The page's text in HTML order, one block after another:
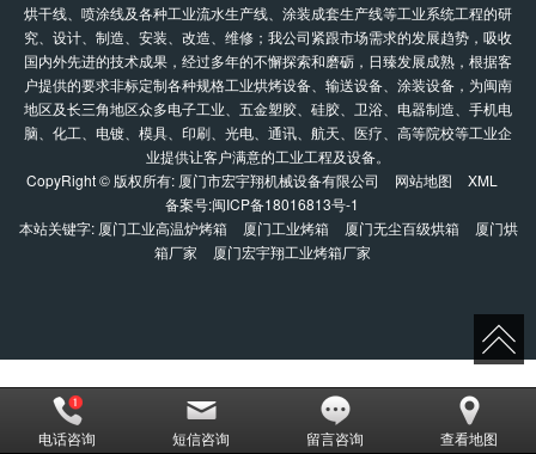
烘干线、喷涂线及各种工业流水生产线、涂装成套生产线等工业系统工程的研
究、设计、制造、安装、改造、维修；我公司紧跟市场需求的发展趋势，吸收
国内外先进的技术成果，经过多年的不懈探索和磨砺，日臻发展成熟，根据客
户提供的要求非标定制各种规格工业烘烤设备、输送设备、涂装设备，为闽南
地区及长三角地区众多电子工业、五金塑胶、硅胶、卫浴、电器制造、手机电
脑、化工、电镀、模具、印刷、光电、通讯、航天、医疗、高等院校等工业企
业提供让客户满意的工业工程及设备。
CopyRight © 版权所有: 厦门市宏宇翔机械设备有限公司 网站地图
XML
备案号:闽ICP备18016813号-1
本站关键字: 厦门工业高温炉烤箱 厦门工业烤箱 厦门无尘百级烘箱
厦门烘
箱厂家
厦门宏宇翔工业烤箱厂家
电话咨询 短信咨询 留言咨询 查看地图